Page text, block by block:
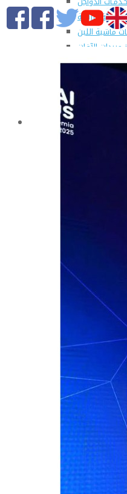
الزراعية
ماشية اللبن
مبيدات الآفات
كلية الزراعة
الفنية
الآلي بالكلية
التعليم والطلاب
للطالب
التدريب الميداني
المتفوقين
والعلاقات الثقافية
والبحوث
الثقافية
العليا
البرامج الدراسية
الدكتوراة
العليا
دكتوراه
إلكترونيا